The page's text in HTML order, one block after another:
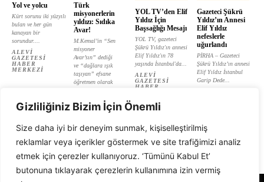
Gizliliğiniz Bizim İçin Önemli
Size daha iyi bir deneyim sunmak, kişiselleştirilmiş
reklamlar veya içerikler göstermek ve site trafiğimizi analiz
etmek için çerezler kullanıyoruz. ‘Tümünü Kabul Et’
butonuna tıklayarak çerezlerin kullanımına izin vermiş
Yol ve yolcu
Kürt sorunu iki yüzyılı
bulan ve her gün
kanayan bir
sorundur....
ALEVI
GAZETESI
HABER
MERKEZI
Türk
misyonerlerin
yıldızı: Sıdıka
Avar!
M.Kemal’in “Sen
misyoner
Avar’sın” dediği
ve “dağlara ışık
taşıyan” efsane
öğretmen olarak
ALEVI
GAZETESI
YOL TV’den Elif
Yıldız İçin
Başsağlığı Mesajı
YOL TV, gazeteci
Şükrü Yıldız'ın annesi
Elif Yıldız'ın 78
yaşında İstanbul'da...
ALEVI
GAZETESI
HABER
Gazeteci Şükrü
Yıldız’ın Annesi
Elif Yıldız
nefeslerle
uğurlandı
PİRHA – Gazeteci
Şükrü Yıldız’ın annesi
Elif Yıldız İstanbul
Garip Dede...